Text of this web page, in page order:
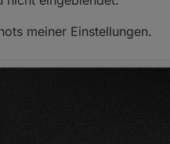
meiner Einstellungen.